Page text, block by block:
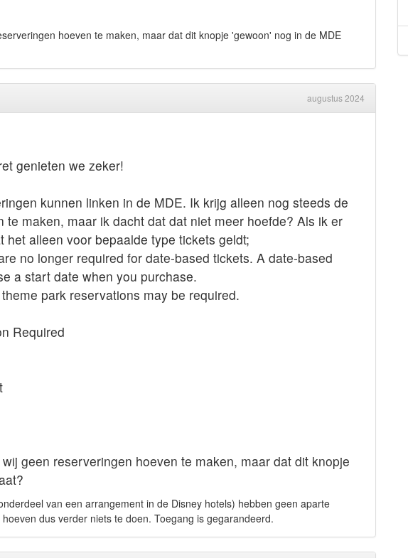
hoeven te maken, maar dat dit knopje 'gewoon' nog in de MDE
augustus 2024
genieten we zeker!
kunnen linken in de MDE. Ik krijg alleen nog steeds de
te maken, maar ik dacht dat dat niet meer hoefde? Als ik er
het alleen voor bepaalde type tickets geldt;
no longer required for date-based tickets. A date-based
a start date when you purchase.
park reservations may be required.
Required
geen reserveringen hoeven te maken, maar dat dit knopje
van een arrangement in de Disney hotels) hebben geen aparte
dus verder niets te doen. Toegang is gegarandeerd.